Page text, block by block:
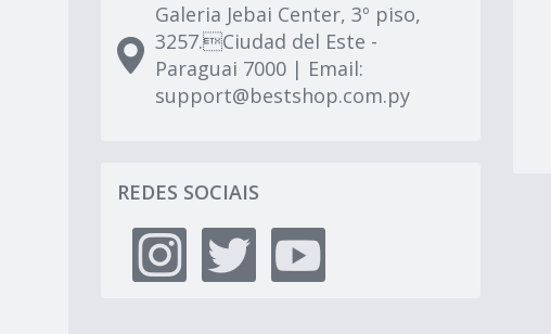
Galeria Jebai Center, 3º piso,
3257.Ciudad del Este -
Paraguai 7000 | Email:
support@bestshop.com.py
REDES SOCIAIS